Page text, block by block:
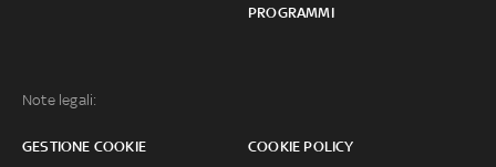
PROGRAMMI
Note legali:
GESTIONE COOKIE COOKIE POLICY